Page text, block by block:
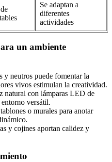
Se adaptan a
diferentes
actividades
un ambiente
y neutros puede fomentar la
vivos estimulan la creatividad.
natural con lámparas LED de
versátil.
o murales para anotar
y cojines aportan calidez y